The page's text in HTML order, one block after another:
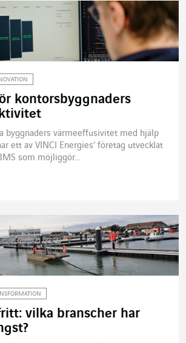
kontorsbyggnaders
byggnaders värmeeffusivitet med hjälp
ett av VINCI Energies’ företag utvecklat
som möjliggör...
vilka branscher har